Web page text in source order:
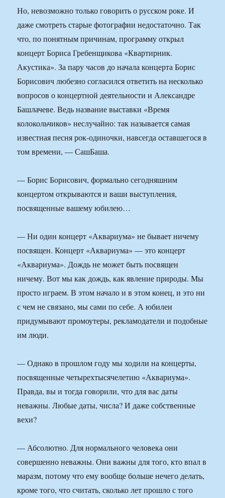
Но, невозможно только говорить о русском роке. И
даже смотреть старые фотографии недостаточно. Так
что, по понятным причинам, программу открыл
концерт Бориса Гребенщикова «Квартирник.
Акустика». За пару часов до начала концерта Борис
Борисович любезно согласился ответить на несколько
вопросов о концертной деятельности и Александре
Башлачеве. Ведь название выставки «Время
колокольчиков» неслучайно: так называется самая
известная песня рок-одиночки, навсегда оставшегося в
том времени, — СашБаша.
— Борис Борисович, формально сегодняшним
концертом открываются и ваши выступления,
посвященные вашему юбилею…
— Ни один концерт «Аквариума» не бывает ничему
посвящен. Концерт «Аквариума» — это концерт
«Аквариума». Дождь не может быть посвящен
ничему. Вот мы как дождь, как явление природы. Мы
просто играем. В этом начало и в этом конец, и это ни
с чем не связано, мы сами по себе. А юбилеи
придумывают промоутеры, рекламодатели и подобные
им люди.
— Однако в прошлом году мы ходили на концерты,
посвященные четырехтысячелетию «Аквариума».
Правда, вы и тогда говорили, что для вас даты
неважны. Любые даты, числа? И даже собственные
вехи?
— Абсолютно. Для нормального человека они
совершенно неважны. Они важны для того, кто впал в
маразм, потому что ему вообще больше нечего делать,
кроме того, что считать, сколько лет прошло с того